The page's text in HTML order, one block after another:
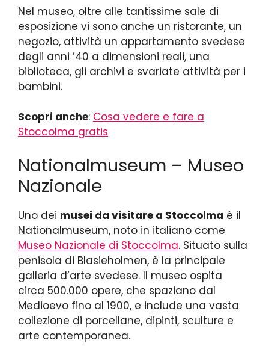
Nel museo, oltre alle tantissime sale di
esposizione vi sono anche un ristorante, un
negozio, attività un appartamento svedese
degli anni ’40 a dimensioni reali, una
biblioteca, gli archivi e svariate attività per i
bambini.
Scopri anche: Cosa vedere e fare a
Stoccolma gratis
Nationalmuseum – Museo
Nazionale
Uno dei musei da visitare a Stoccolma è il
Nationalmuseum, noto in italiano come
Museo Nazionale di Stoccolma. Situato sulla
penisola di Blasieholmen, è la principale
galleria d’arte svedese. Il museo ospita
circa 500.000 opere, che spaziano dal
Medioevo fino al 1900, e include una vasta
collezione di porcellane, dipinti, sculture e
arte contemporanea.